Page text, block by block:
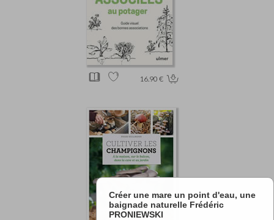
Créer une mare un point d'eau, une
baignade naturelle Frédéric
PRONIEWSKI
16.90 €